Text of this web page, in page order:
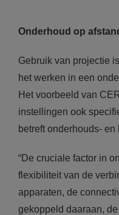
Onderhoud op
Gebruik van projectie
het werken in een
Het voorbeeld van
instellingen ook
betreft onderhouds- en
“De cruciale factor in
flexibiliteit van de
apparaten, de
gekoppeld daaraan,